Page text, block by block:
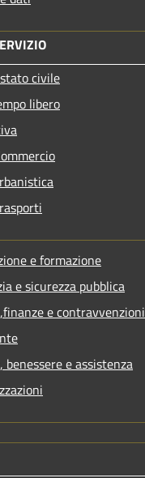
civile
libero
e formazione
e sicurezza pubblica
e contravvenzioni
benessere e assistenza